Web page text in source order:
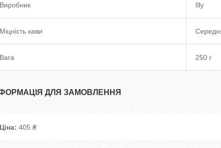
Виробник Illy
Міцність кави
Вага 250 г
ДЛЯ ЗАМОВЛЕННЯ
Ціна: 405 ₴